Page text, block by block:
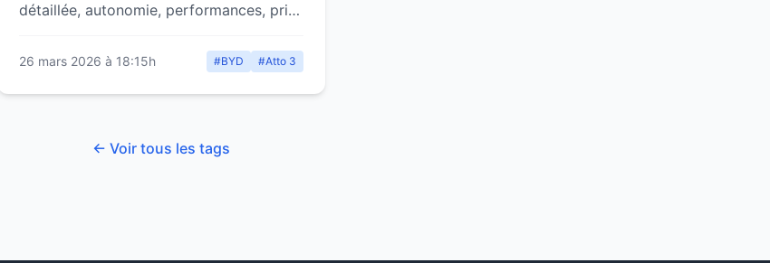
détaillée, autonomie, performances, prix,
26 mars 2026 à 18:15h #BYD #Atto 3
← Voir tous les tags